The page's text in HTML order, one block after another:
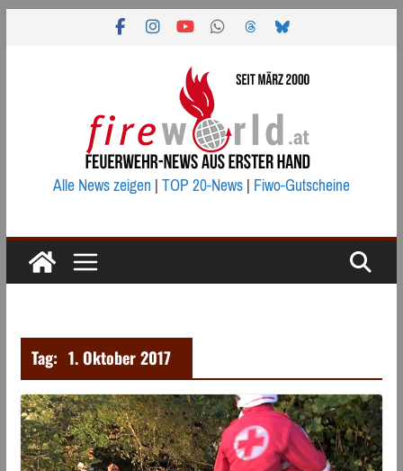
Alle News zeigen|TOP 20-News|Fiwo-Gutscheine
Tag: 1. Oktober 2017